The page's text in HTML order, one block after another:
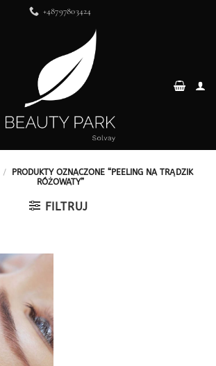
+48797803424
/
PRODUKTY OZNACZONE “PEELING NA TRĄDZIK
RÓŻOWATY”
FILTRUJ